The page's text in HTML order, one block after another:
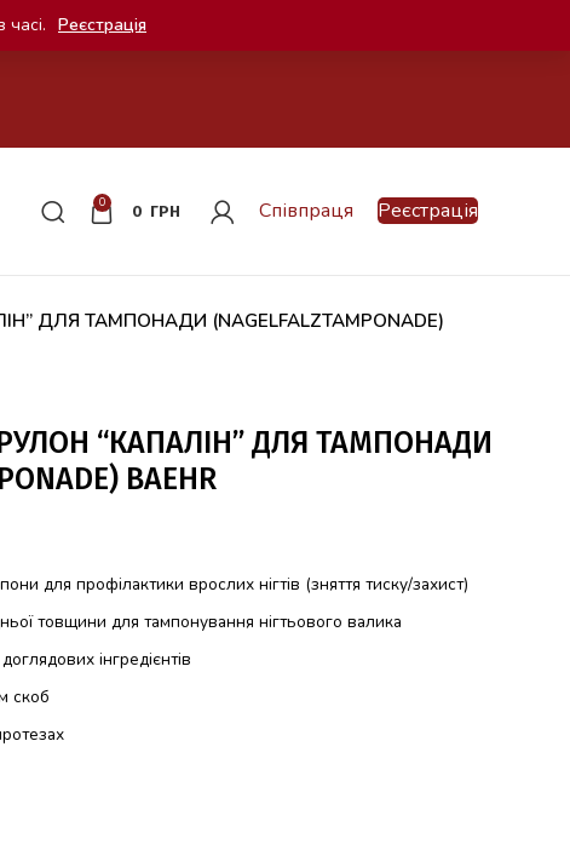
0
0 ГРН Співпраця Реєстрація
ДЛЯ ТАМПОНАДИ (NAGELFALZTAMPONADE)
“КАПАЛІН” ДЛЯ ТАМПОНАДИ
BAEHR
для профілактики врослих нігтів (зняття тиску/захист)
товщини для тампонування нігтьового валика
інгредієнтів
скоб
Реєстрація